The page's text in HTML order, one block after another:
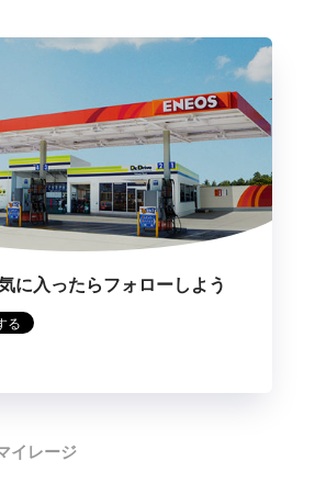
に入ったらフォローしよう
イレージ